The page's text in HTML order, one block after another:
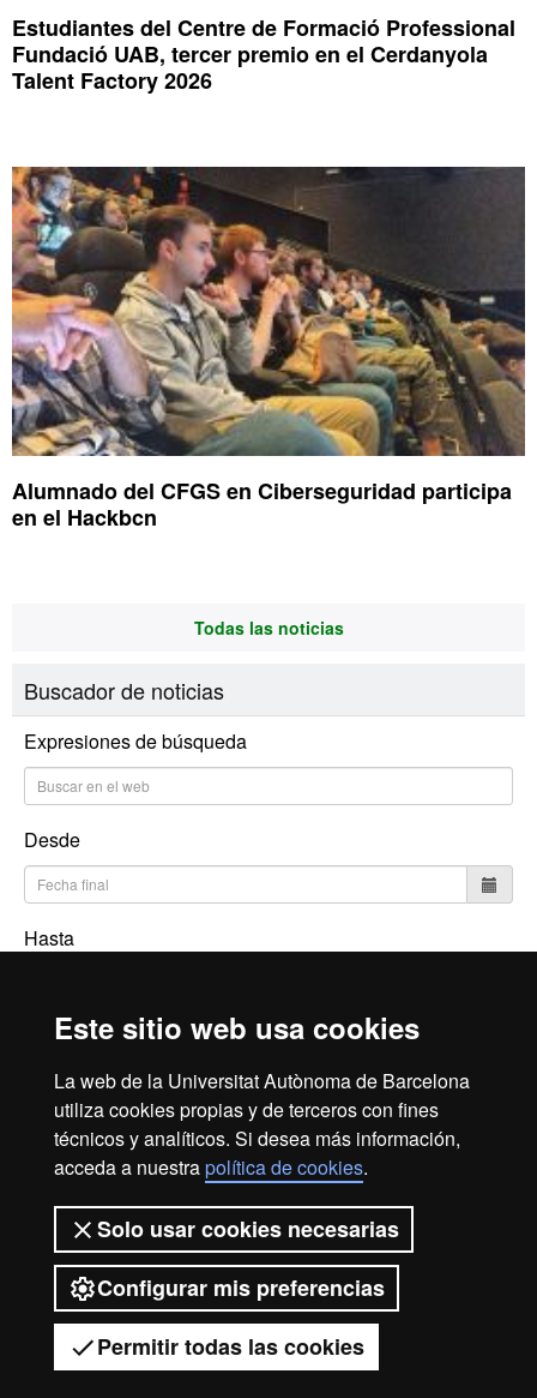
Este sitio web usa cookies
La web de la Universitat Autònoma de Barcelona
utiliza cookies propias y de terceros con fines
técnicos y analíticos. Si desea más información,
acceda a nuestrapolítica de cookies.
Solo usar cookies necesarias
Configurar mis preferencias
Permitir todas las cookies
Estudiantes del Centre de Formació Professional
Fundació UAB, tercer premio en el Cerdanyola
Talent Factory 2026
Alumnado del CFGS en Ciberseguridad participa
en el Hackbcn
Todas las noticias
Buscador de noticias
Expresiones de búsqueda
Desde
Hasta
Reconocimiento internacional de la excelencia
HR
Aviso legal Protección de datos Sobre el web
Accesibilidad web Mapa del web UAB